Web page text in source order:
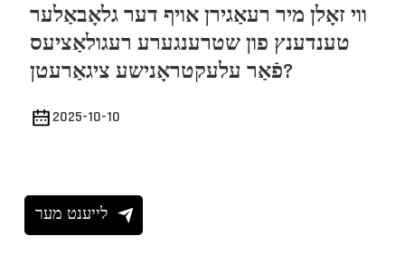
ווי זאָלן מיר רעאַגירן אויף דער גלאָבאַלער
טענדענץ פון שטרענגערע רעגולאַציעס
פֿאַר עלעקטראָנישע ציגאַרעטן?
2025-10-10
לייענט מער